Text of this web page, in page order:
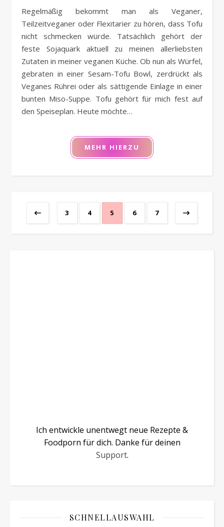
Regelmäßig bekommt man als Veganer,
Teilzeitveganer oder Flexitarier zu hören, dass Tofu
nicht schmecken würde. Tatsächlich gehört der
feste Sojaquark aktuell zu meinen allerliebsten
Zutaten in meiner veganen Küche. Ob nun als Würfel,
gebraten in einer Sesam-Tofu Bowl, zerdrückt als
Veganes Rührei oder als sättigende Einlage in einer
bunten Miso-Suppe. Tofu gehört für mich fest auf
den Speiseplan. Heute möchte…
MEHR HIERZU
3 4 5 6 7
Ich entwickle unentwegt neue Rezepte &
Foodporn für dich. Danke für deinen
Support.
SCHNELLAUSWAHL